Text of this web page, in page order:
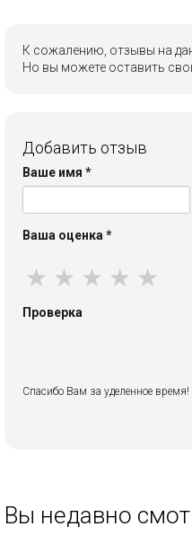
К сожалению, отзывы на
Но вы можете оставить
Добавить отзыв
Ваше имя *
Ваша оценка *
★ ★ ★ ★ ★
Проверка
Спасибо Вам за уделенное
Вы недавно